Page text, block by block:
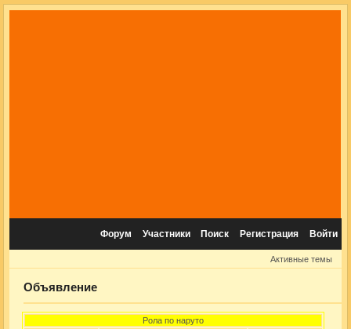
Форум Участники Поиск Регистрация Войти
Активные темы
Объявление
Рола по наруто